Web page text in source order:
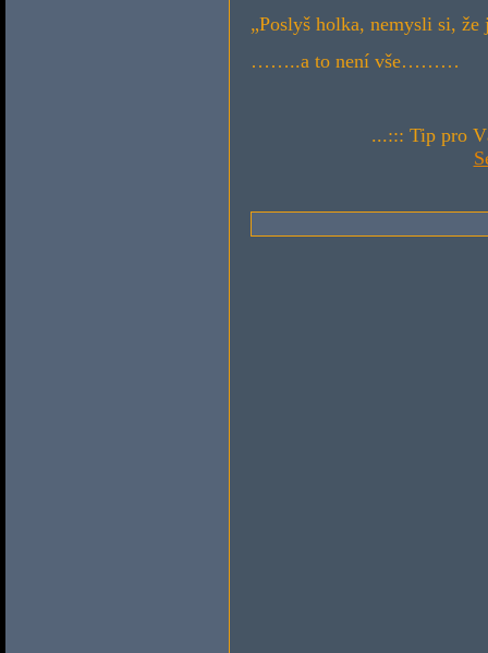
„Poslyš holka, nemysli si,
……..a to není vše………
...::: Tip pro